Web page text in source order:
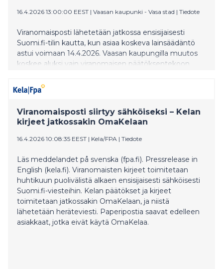
16.4.2026 13:00:00 EEST | Vaasan kaupunki - Vasa stad | Tiedote
Viranomaisposti lähetetään jatkossa ensisijaisesti
Suomi.fi-tilin kautta, kun asiaa koskeva lainsäädäntö
astui voimaan 14.4.2026. Vaasan kaupungilla muutos
koskee aluksi vain viranomaisen päätöksentekoon
Viranomaisposti siirtyy sähköiseksi – Kelan
kirjeet jatkossakin OmaKelaan
16.4.2026 10:08:35 EEST | Kela/FPA | Tiedote
Läs meddelandet på svenska (fpa.fi). Pressrelease in
English (kela.fi). Viranomaisten kirjeet toimitetaan
huhtikuun puolivälistä alkaen ensisijaisesti sähköisesti
Suomi.fi-viesteihin. Kelan päätökset ja kirjeet
toimitetaan jatkossakin OmaKelaan, ja niistä
lähetetään heräteviesti. Paperipostia saavat edelleen
asiakkaat, jotka eivät käytä OmaKelaa.